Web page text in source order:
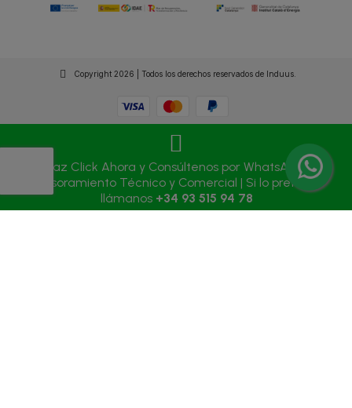
Copyright 2026 | Todos los derechos reservados de Induus.
Haz Click Ahora y Consúltenos por WhatsApp |
Asesoramiento Técnico y Comercial | Si lo prefieres
llámanos +34 93 515 94 78